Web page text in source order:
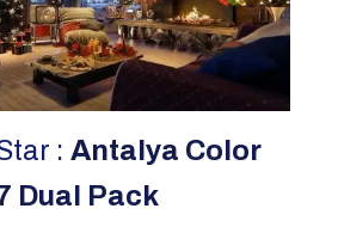
: Antalya Color
Dual Pack